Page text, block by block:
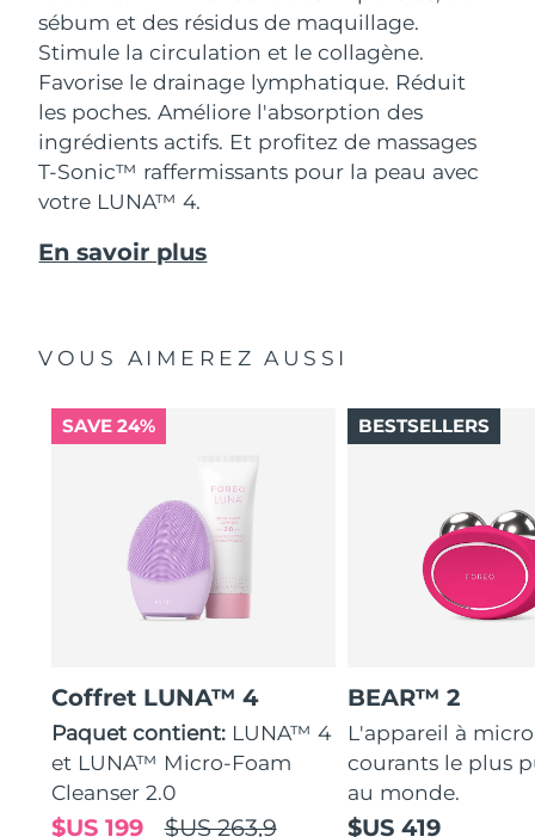
sébum et des résidus de maquillage.
Stimule la circulation et le collagène.
Favorise le drainage lymphatique. Réduit
les poches. Améliore l'absorption des
ingrédients actifs. Et profitez de massages
T-Sonic™ raffermissants pour la peau avec
votre LUNA™ 4.
En savoir plus
VOUS AIMEREZ AUSSI
SAVE 24%
Coffret LUNA™ 4
Paquet contient: LUNA™ 4
et LUNA™ Micro-Foam
Cleanser 2.0
$US 263,9
$US 199
BEAR™ 2
L'appareil à
courants le plus
au monde.
$US 419
BESTSELLERS